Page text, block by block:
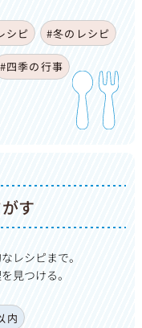
シピ #冬のレシピ
#四季の行事
す
レシピまで。
見つける。
内